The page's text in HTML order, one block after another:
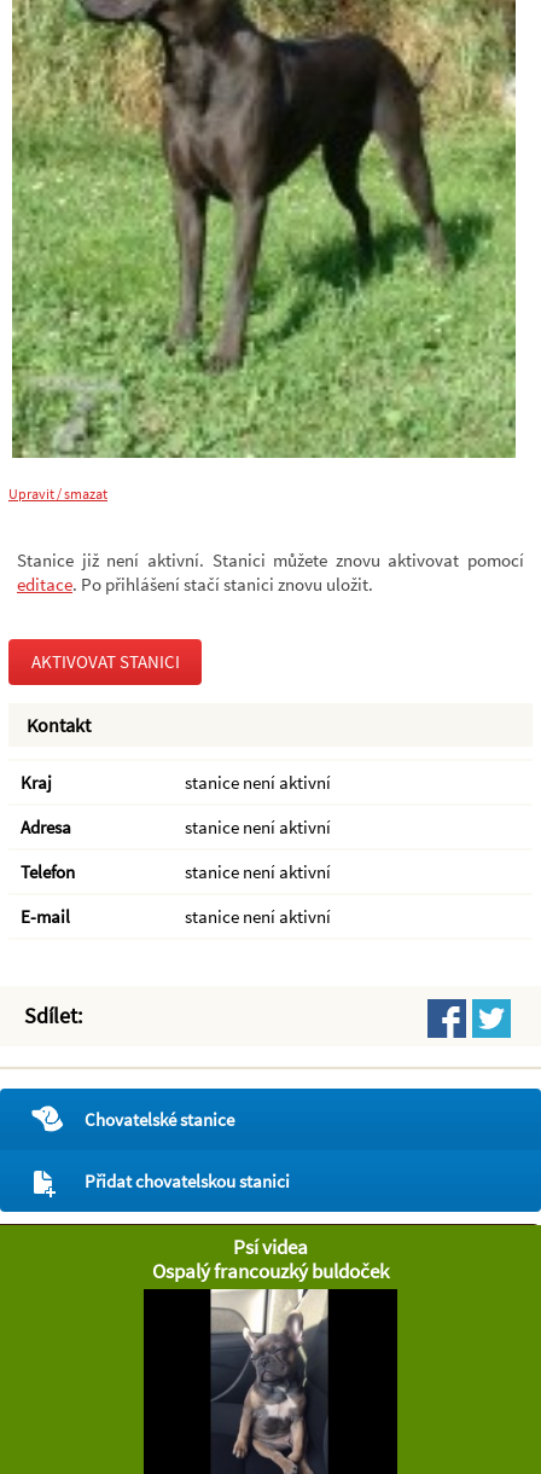
Upravit / smazat
Stanice již není aktivní. Stanici můžete znovu aktivovat pomocí
editace. Po přihlášení stačí stanici znovu uložit.
AKTIVOVAT STANICI
Kontakt
Kraj
stanice není aktivní
Adresa
stanice není aktivní
Telefon
stanice není aktivní
E-mail
stanice není aktivní
Sdílet:
Chovatelské stanice
Přidat chovatelskou stanici
Psí videa
Ospalý francouzký buldoček